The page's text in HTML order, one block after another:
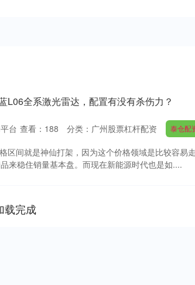
L06全系激光雷达，配置有没有杀伤力？
台 查看： 188 分类： 广州股票杠杆配资 泰仓配
区间就是神仙打架，因为这个价格领域是比较容易
来稳住销量基本盘。而现在新能源时代也是如....
载完成